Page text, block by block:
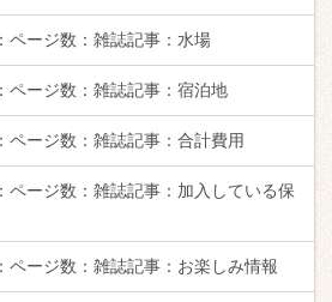
ページ数： 雑誌記事： 水場
ページ数： 雑誌記事： 宿泊地
ページ数： 雑誌記事： 合計費用
ページ数： 雑誌記事： 加入している保
ページ数： 雑誌記事： お楽しみ情報